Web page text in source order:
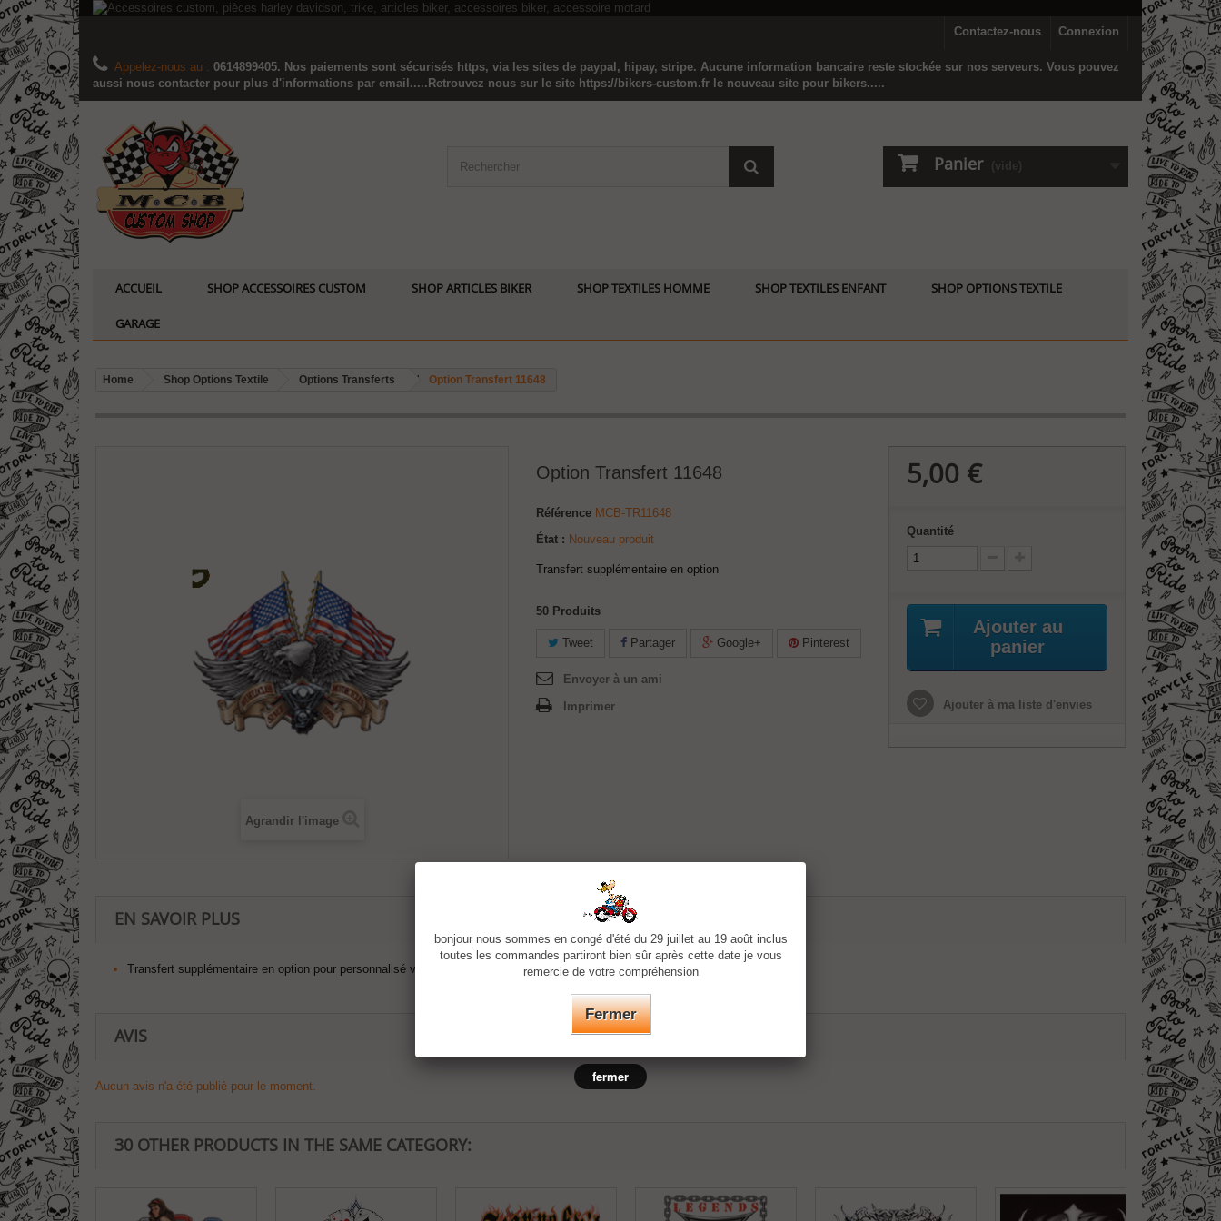
Connexion
Contactez-nous
Appelez-nous au : 0614899405. Nos paiements sont sécurisés https, via les sites de paypal, hipay, stripe. Aucune information bancaire reste stockée sur nos serveurs. Vous pouvez
aussi nous contacter pour plus d'informations par email.....Retrouvez nous sur le site https://bikers-custom.fr le nouveau site pour bikers.....
Panier (vide)
ACCUEIL SHOP ACCESSOIRES CUSTOM SHOP ARTICLES BIKER SHOP TEXTILES HOMME SHOP TEXTILES ENFANT SHOP OPTIONS TEXTILE
GARAGE
Home Shop Options Textile Options Transferts Option Transfert 11648
Agrandir l'image
Option Transfert 11648
Référence MCB-TR11648
État : Nouveau produit
Transfert supplémentaire en option
50 Produits
Tweet Partager Google+ Pinterest
Envoyer à un ami
Imprimer
5,00 €
Quantité
Ajouter au
panier
Ajouter à ma liste d'envies
EN SAVOIR PLUS
Transfert supplémentaire en option pour personnalisé votre textile (double face)
AVIS
Aucun avis n'a été publié pour le moment.
30 OTHER PRODUCTS IN THE SAME CATEGORY:
bonjour nous sommes en congé d'été du 29 juillet au 19 août inclus
toutes les commandes partiront bien sûr après cette date je vous
remercie de votre compréhension
Fermer
fermer